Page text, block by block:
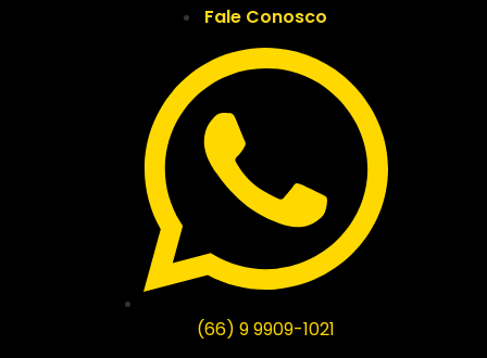
Fale Conosco
(66) 9 9909-1021